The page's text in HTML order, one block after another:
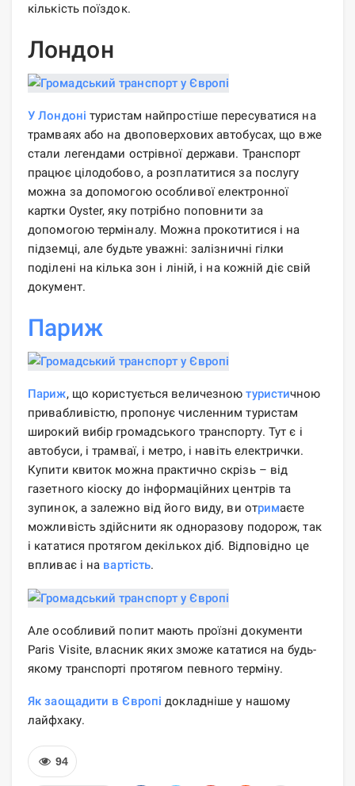
кількість поїздок.
Лондон
У Лондоні туристам найпростіше пересуватися на
трамваях або на двоповерхових автобусах, що вже
стали легендами острівної держави. Транспорт
працює цілодобово, а розплатитися за послугу
можна за допомогою особливої ​​електронної
картки Oyster, яку потрібно поповнити за
допомогою терміналу. Можна прокотитися і на
підземці, але будьте уважні: залізничні гілки
поділені на кілька зон і ліній, і на кожній діє свій
документ.
Париж
Париж, що користується величезноютуристичною
привабливістю, пропонує численним туристам
широкий вибір громадського транспорту. Тут є і
автобуси, і трамваї, і метро, ​​і навіть електрички.
Купити квиток можна практично скрізь – від
газетного кіоску до інформаційних центрів та
зупинок, а залежно від його виду, ви отримаєте
можливість здійснити як одноразову подорож, так
і кататися протягом декількох діб. Відповідно це
впливає і на вартість.
Але особливий попит мають проїзні документи
Paris Visite, власник яких зможе кататися на будь-
якому транспорті протягом певного терміну.
Як заощадити в Європі докладніше у нашому
лайфхаку.
94